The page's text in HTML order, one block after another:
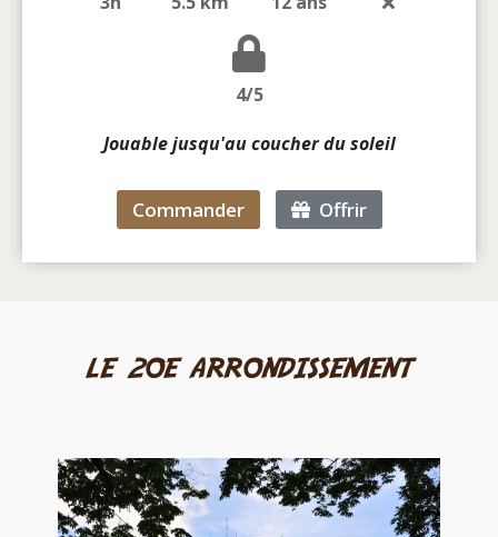
4/5
Jouable jusqu'au coucher du soleil
Commander Offrir
le 20e arrondissement